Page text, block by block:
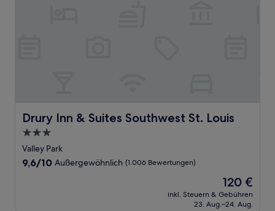
Drury Inn & Suites Southwest St. Louis
Drury Inn & Suites Southwest St. Louis
3.0-
Sterne-
Unterkunft
Valley Park
9.6
9,6/10 Außergewöhnlich (1.006 Bewertungen)
Der
Preis
beträgt
120 €
inkl. Steuern & Gebühren
23. Aug.–24. Aug.